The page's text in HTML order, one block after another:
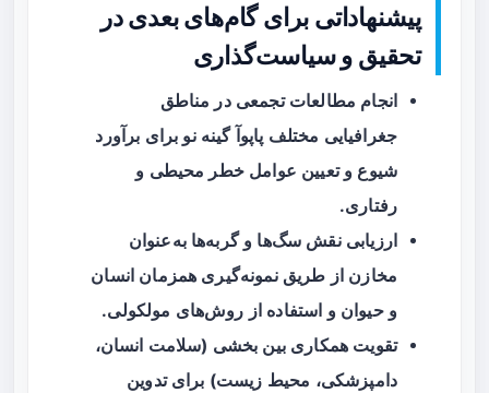
پیشنهاداتی برای گام‌های بعدی در
تحقیق و سیاست‌گذاری
انجام مطالعات تجمعی در مناطق
جغرافیایی مختلف پاپوآ گینه نو برای برآورد
شیوع و تعیین عوامل خطر محیطی و
رفتاری.
ارزیابی نقش سگ‌ها و گربه‌ها به‌عنوان
مخازن از طریق نمونه‌گیری همزمان انسان
و حیوان و استفاده از روش‌های مولکولی.
تقویت همکاری بین بخشی (سلامت انسان،
دامپزشکی، محیط زیست) برای تدوین